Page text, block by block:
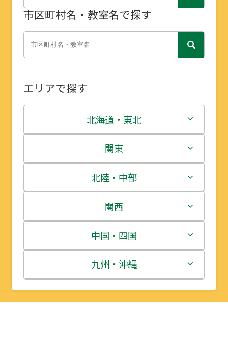
市区町村名・教室名で探す
エリアで探す
北海道・東北
北海道
青森県
岩手県
宮城県
秋田県
山形県
関東
茨城県
栃木県
群馬県
埼玉県
千葉県
北陸・中部
新潟県
富山県
石川県
福井県
関西
三重県
滋賀県
京都府
中国・四国
鳥取県
島根県
九州・沖縄
福岡県